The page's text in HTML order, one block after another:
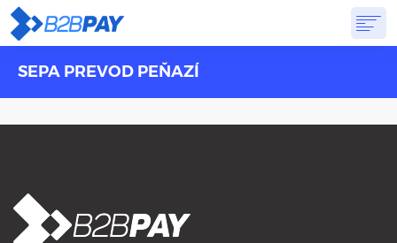
OVER ONSDIENSTENVIRTUELE BANKPRIJSSTELLING
SEPA PREVOD PEŇAZÍ